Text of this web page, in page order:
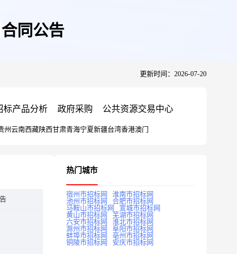
同公告
更新时间：2026-07-20
标产品分析 政府采购 公共资源交易中心
州 云南西藏陕西甘肃青海宁夏新疆台湾香港澳门
热门城市
宿州市招标网
淮南市招标网
池州市招标网
合肥市招标网
马鞍山市招标网
宣城市招标网
黄山市招标网
芜湖市招标网
六安市招标网
淮北市招标网
滁州市招标网
阜阳市招标网
蚌埠市招标网
亳州市招标网
铜陵市招标网
安庆市招标网